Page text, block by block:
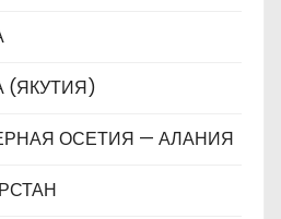
(ЯКУТИЯ)
ОСЕТИЯ — АЛАНИЯ